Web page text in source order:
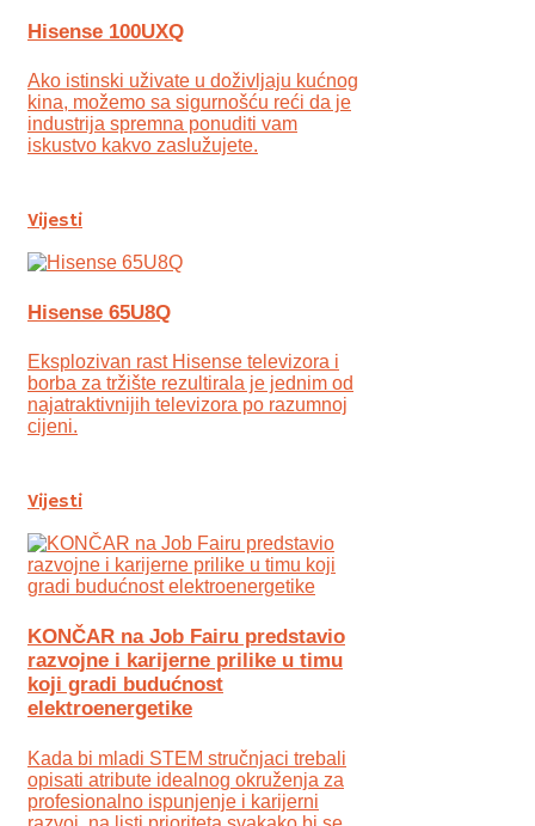
Hisense 100UXQ
Ako istinski uživate u doživljaju kućnog
kina, možemo sa sigurnošću reći da je
industrija spremna ponuditi vam
iskustvo kakvo zaslužujete.
Vijesti
Hisense 65U8Q
Eksplozivan rast Hisense televizora i
borba za tržište rezultirala je jednim od
najatraktivnijih televizora po razumnoj
cijeni.
Vijesti
KONČAR na Job Fairu predstavio
razvojne i karijerne prilike u timu
koji gradi budućnost
elektroenergetike
Kada bi mladi STEM stručnjaci trebali
opisati atribute idealnog okruženja za
profesionalno ispunjenje i karijerni